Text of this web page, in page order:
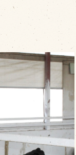
場の仕事
の他
西牛
切ステーキ